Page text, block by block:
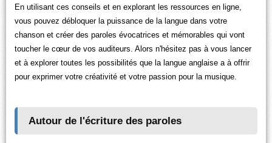
En utilisant ces conseils et en explorant les ressources en ligne,
vous pouvez débloquer la puissance de la langue dans votre
chanson et créer des paroles évocatrices et mémorables qui vont
toucher le cœur de vos auditeurs. Alors n'hésitez pas à vous lancer
et à explorer toutes les possibilités que la langue anglaise a à offrir
pour exprimer votre créativité et votre passion pour la musique.
Autour de l'écriture des paroles